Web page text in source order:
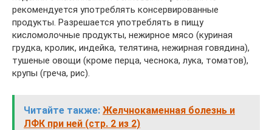
рекомендуется употреблять консервированные
продукты. Разрешается употреблять в пищу
кисломолочные продукты, нежирное мясо (куриная
грудка, кролик, индейка, телятина, нежирная говядина),
тушеные овощи (кроме перца, чеснока, лука, томатов),
крупы (греча, рис).
Читайте также: Желчнокаменная болезнь и
ЛФК при ней (стр. 2 из 2)